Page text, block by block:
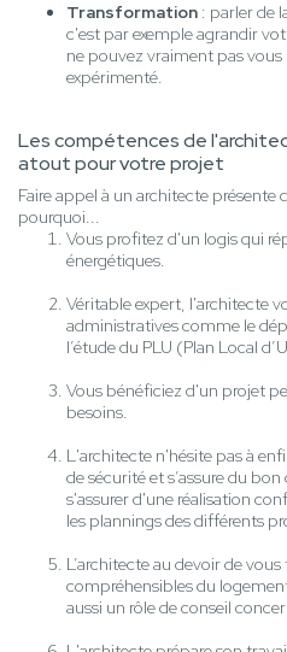
Transformation : parler de
c'est par exemple agrandir
ne pouvez vraiment pas vous
expérimenté.
Les compétences de
atout pour votre projet
Faire appel à un architecte présente
pourquoi...
Vous profitez d'un logis qui
énergétiques.
Véritable expert, l'architecte
administratives comme le
l’étude du PLU (Plan Local
Vous bénéficiez d'un projet
besoins.
L'architecte n'hésite pas à
de sécurité et s’assure du
s'assurer d'une réalisation
les plannings des différents
L’architecte au devoir de
compréhensibles du
aussi un rôle de conseil